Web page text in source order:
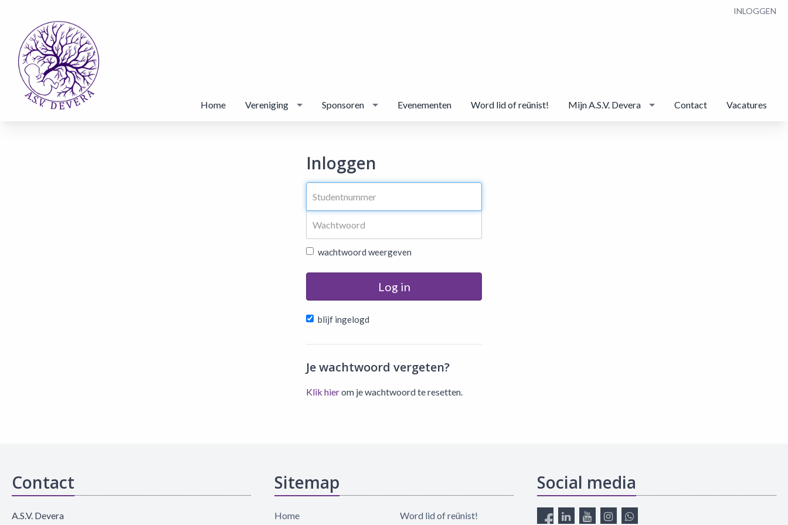
INLOGGEN
Home Vereniging Sponsoren Evenementen Word lid of reünist! Mijn A.S.V. Devera Contact Vacatures
Inloggen
wachtwoord weergeven
Log in
blijf ingelogd
Je wachtwoord vergeten?
Klik hierom je wachtwoord te resetten.
Contact
A.S.V. Devera
Sitemap
Home Word lid of reünist!
Social media